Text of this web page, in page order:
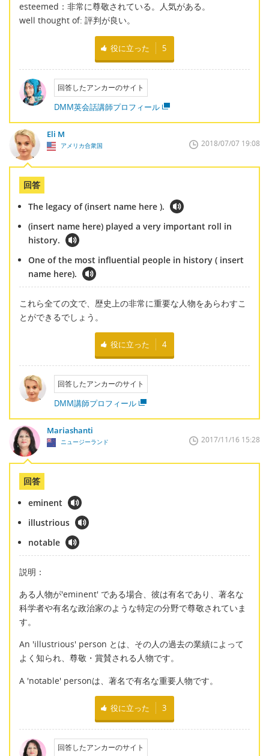
esteemed：非常に尊敬されている。人気がある。
well thought of: 評判が良い。
役に立った 5
回答したアンカーのサイト
DMM英会話講師プロフィール
Eli M
アメリカ合衆国 2018/07/07 19:08
回答
The legacy of (insert name here ).
(insert name here) played a very important roll in
history.
One of the most influential people in history ( insert
name here).
これら全ての文で、歴史上の非常に重要な人物をあらわすこ
とができるでしょう。
役に立った 4
回答したアンカーのサイト
DMM講師プロフィール
Mariashanti
ニュージーランド 2017/11/16 15:28
回答
eminent
illustrious
notable
説明：
ある人物が'eminent' である場合、彼は有名であり、著名な
科学者や有名な政治家のような特定の分野で尊敬されていま
す。
An 'illustrious' person とは、その人の過去の業績によって
よく知られ、尊敬・賞賛される人物です。
A 'notable' personは、著名で有名な重要人物です。
役に立った 3
回答したアンカーのサイト